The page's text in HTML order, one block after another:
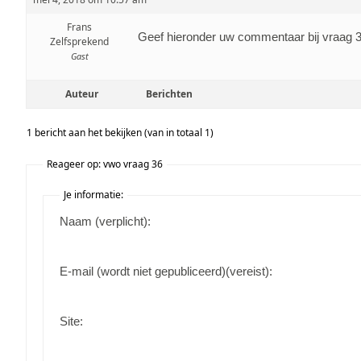
Frans
Zelfsprekend
Gast
Geef hieronder uw commentaar bij vraag
Auteur Berichten
1 bericht aan het bekijken (van in totaal 1)
Reageer op: vwo vraag 36
Je informatie:
Naam (verplicht):
E-mail (wordt niet gepubliceerd)(vereist):
Site: